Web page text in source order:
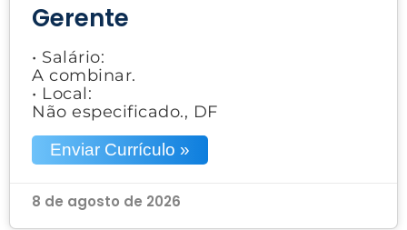
Gerente
• Salário:
A combinar.
• Local:
Não especificado., DF
Enviar Currículo »
8 de agosto de 2026